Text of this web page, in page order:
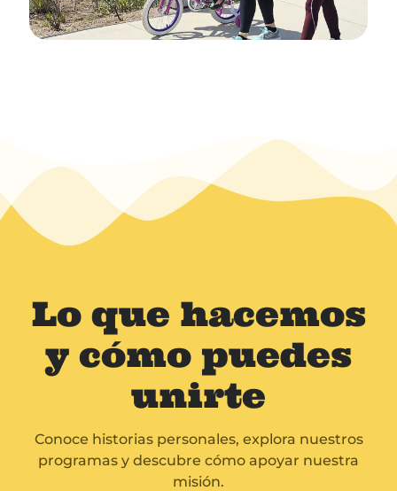
Lo que hacemos
y cómo puedes
unirte
Conoce historias personales, explora nuestros
programas y descubre cómo apoyar nuestra
misión.